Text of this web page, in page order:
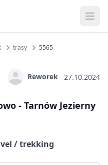
trasy 5565
Reworek 27.10.2024
- Tarnów Jezierny
/ trekking